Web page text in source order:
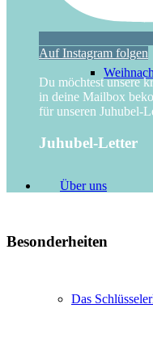
Über uns
Das
Auf Instagram folgen
Du möchtest unsere
in deine Mailbox
für unseren Juhubel-
Juhubel-Letter
Besonderheiten